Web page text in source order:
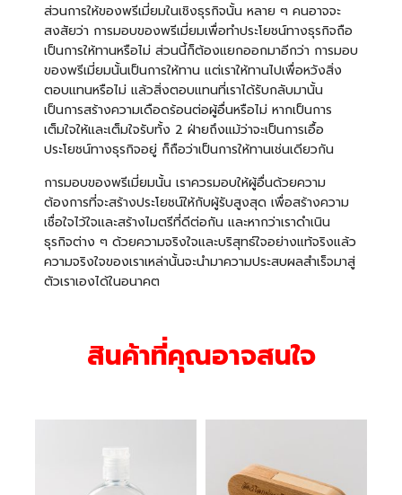
ส่วนการให้ของพรีเมี่ยมในเชิงธุรกิจนั้น หลาย ๆ คนอาจจะ
สงสัยว่า การมอบของพรีเมี่ยมเพื่อทำประโยชน์ทางธุรกิจถือ
เป็นการให้ทานหรือไม่ ส่วนนี้ก็ต้องแยกออกมาอีกว่า การมอบ
ของพรีเมี่ยมนั้นเป็นการให้ทาน แต่เราให้ทานไปเพื่อหวังสิ่ง
ตอบแทนหรือไม่ แล้วสิ่งตอบแทนที่เราได้รับกลับมานั้น
เป็นการสร้างความเดือดร้อนต่อผู้อื่นหรือไม่ หากเป็นการ
เต็มใจให้และเต็มใจรับทั้ง 2 ฝ่ายถึงแม้ว่าจะเป็นการเอื้อ
ประโยชน์ทางธุรกิจอยู่ ก็ถือว่าเป็นการให้ทานเช่นเดียวกัน
การมอบของพรีเมี่ยมนั้น เราควรมอบให้ผู้อื่นด้วยความ
ต้องการที่จะสร้างประโยชน์ให้กับผู้รับสูงสุด เพื่อสร้างความ
เชื่อใจไว้ใจและสร้างไมตรีที่ดีต่อกัน และหากว่าเราดำเนิน
ธุรกิจต่าง ๆ ด้วยความจริงใจและบริสุทธ์ใจอย่างแท้จริงแล้ว
ความจริงใจของเราเหล่านั้นจะนำมาความประสบผลสำเร็จมาสู่
ตัวเราเองได้ในอนาคต
สินค้าที่คุณอาจสนใจ